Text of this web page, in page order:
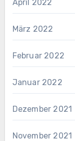
April 2022
März 2022
Februar 2022
Januar 2022
Dezember 2021
November 2021